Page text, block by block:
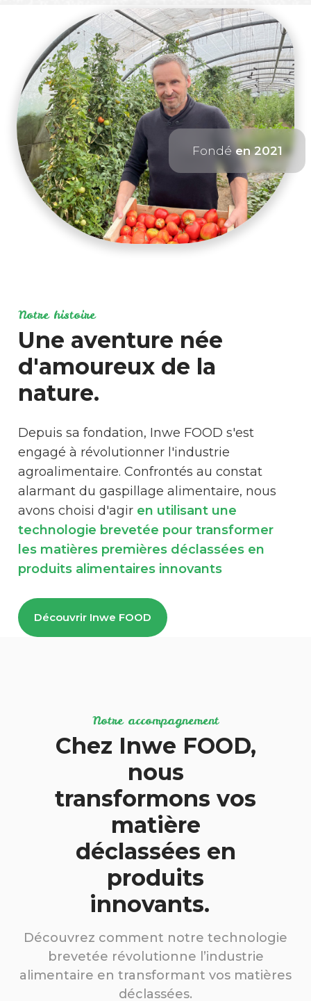
Fondé en 2021
Notre histoire
Une aventure née
d'amoureux de la
nature.
Depuis sa fondation, Inwe FOOD s'est
engagé à révolutionner l'industrie
agroalimentaire. Confrontés au constat
alarmant du gaspillage alimentaire, nous
avons choisi d'agir en utilisant une
technologie brevetée pour transformer
les matières premières déclassées en
produits alimentaires innovants
Découvrir Inwe FOOD
Notre accompagnement
Chez Inwe FOOD,
nous
transformons vos
matière
déclassées en
produits
innovants.
Découvrez comment notre technologie
brevetée révolutionne l’industrie
alimentaire en transformant vos matières
déclassées.